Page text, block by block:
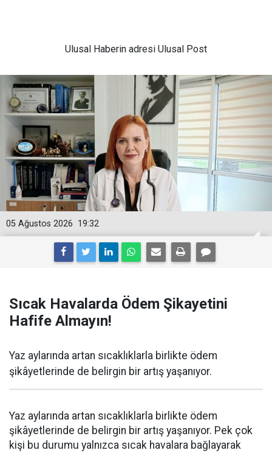
Ulusal Haberin adresi Ulusal Post
19:32
05 Ağustos 2026
Sıcak Havalarda Ödem Şikayetini
Hafife Almayın!
Yaz aylarında artan sıcaklıklarla birlikte ödem
şikâyetlerinde de belirgin bir artış yaşanıyor.
Yaz aylarında artan sıcaklıklarla birlikte ödem
şikâyetlerinde de belirgin bir artış yaşanıyor. Pek çok
kişi bu durumu yalnızca sıcak havalara bağlayarak